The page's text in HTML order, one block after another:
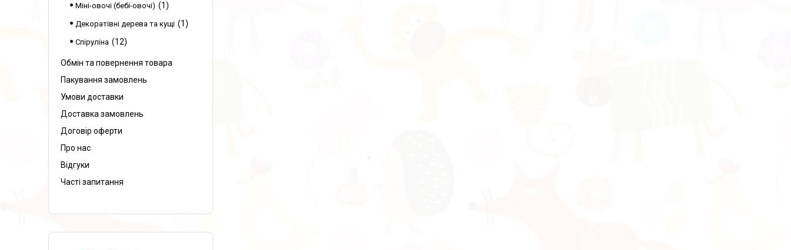
Міні-овочі (бебі-овочі) 1
Декоратівні дерева та кущі 1
Спіруліна 12
Обмін та повернення товара
Пакування замовлень
Умови доставки
Доставка замовлень
Договір оферти
Про нас
Відгуки
Часті запитання